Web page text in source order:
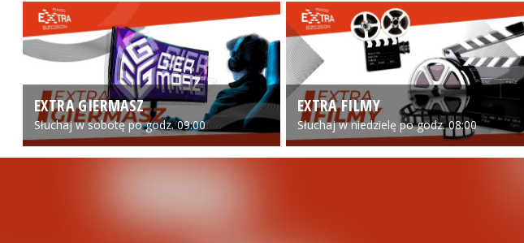
EXTRA GIERMASZ
Słuchaj w sobotę po godz. 09:00
EXTRA FILMY
Słuchaj w niedzielę po godz. 08:00